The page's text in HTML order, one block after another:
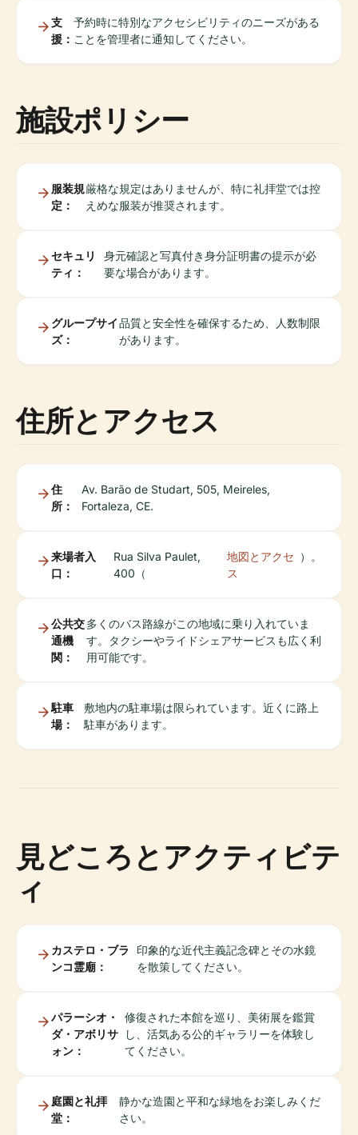
支
援：
予約時に特別なアクセシビリティのニーズがある
ことを管理者に通知してください。
施設ポリシー
服装規
定：
厳格な規定はありませんが、特に礼拝堂では控
えめな服装が推奨されます。
セキュリ
ティ：
身元確認と写真付き身分証明書の提示が必
要な場合があります。
グループサイ
ズ：
品質と安全性を確保するため、人数制限
があります。
住所とアクセス
住
所：
Av. Barão de Studart, 505, Meireles,
Fortaleza, CE.
来場者入
口：
Rua Silva Paulet,
400（
地図とアクセ
ス
）。
公共交
通機
関：
多くのバス路線がこの地域に乗り入れていま
す。タクシーやライドシェアサービスも広く利
用可能です。
駐車
場：
敷地内の駐車場は限られています。近くに路上
駐車があります。
見どころとアクティビテ
ィ
カステロ・ブラ
ンコ霊廟：
印象的な近代主義記念碑とその水鏡
を散策してください。
パラーシオ・
ダ・アボリサ
ォン：
修復された本館を巡り、美術展を鑑賞
し、活気ある公的ギャラリーを体験し
てください。
庭園と礼拝
堂：
静かな造園と平和な緑地をお楽しみくだ
さい。